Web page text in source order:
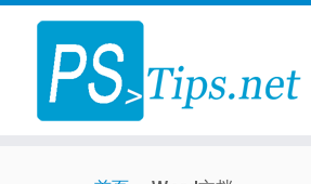
Skip
content